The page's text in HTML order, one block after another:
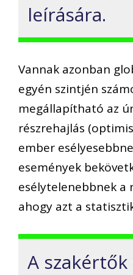
leírására.
Vannak azonban
egyén szintjén
megállapítható az
részrehajlás
ember
események
esélytelenebbnek a
ahogy azt a
A